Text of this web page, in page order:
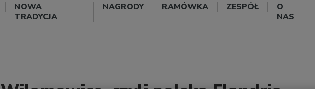
NOWA
TRADYCJA
NAGRODY RAMÓWKA ZESPÓŁ
O
NAS